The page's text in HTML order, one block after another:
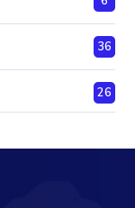
36
26